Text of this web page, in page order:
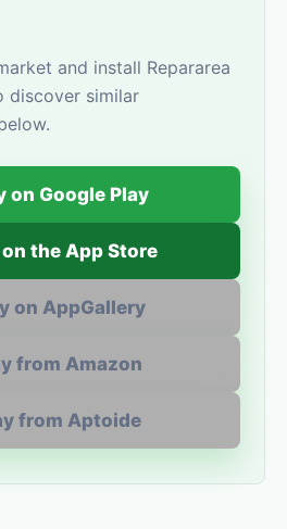
and install Repararea
discover similar
on Google Play
the App Store
on AppGallery
from Amazon
from Aptoide